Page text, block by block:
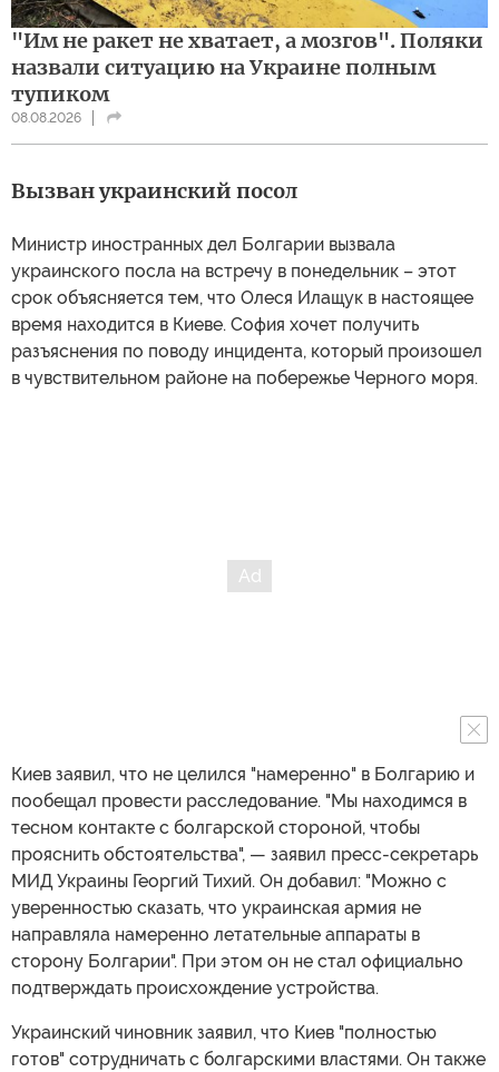
"Им не ракет не хватает, а мозгов". Поляки
назвали ситуацию на Украине полным
тупиком
08.08.2026
Вызван украинский посол
Министр иностранных дел Болгарии вызвала
украинского посла на встречу в понедельник – этот
срок объясняется тем, что Олеся Илащук в настоящее
время находится в Киеве. София хочет получить
разъяснения по поводу инцидента, который произошел
в чувствительном районе на побережье Черного моря.
Киев заявил, что не целился "намеренно" в Болгарию и
пообещал провести расследование. "Мы находимся в
тесном контакте с болгарской стороной, чтобы
прояснить обстоятельства", — заявил пресс-секретарь
МИД Украины Георгий Тихий. Он добавил: "Можно с
уверенностью сказать, что украинская армия не
направляла намеренно летательные аппараты в
сторону Болгарии". При этом он не стал официально
подтверждать происхождение устройства.
Украинский чиновник заявил, что Киев "полностью
готов" сотрудничать с болгарскими властями. Он также